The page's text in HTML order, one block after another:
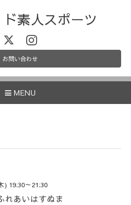
素人スポーツ
お問い合わせ
MENU
) 19:30～21:30
れあいはすぬま